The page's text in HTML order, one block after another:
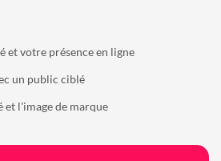
et votre présence en ligne
un public ciblé
l'image de marque